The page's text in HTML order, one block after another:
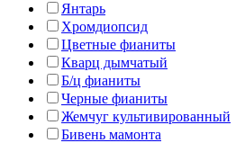
Янтарь
Хромдиопсид
Цветные фианиты
Кварц дымчатый
Б/ц фианиты
Черные фианиты
Жемчуг культивированный
Бивень мамонта